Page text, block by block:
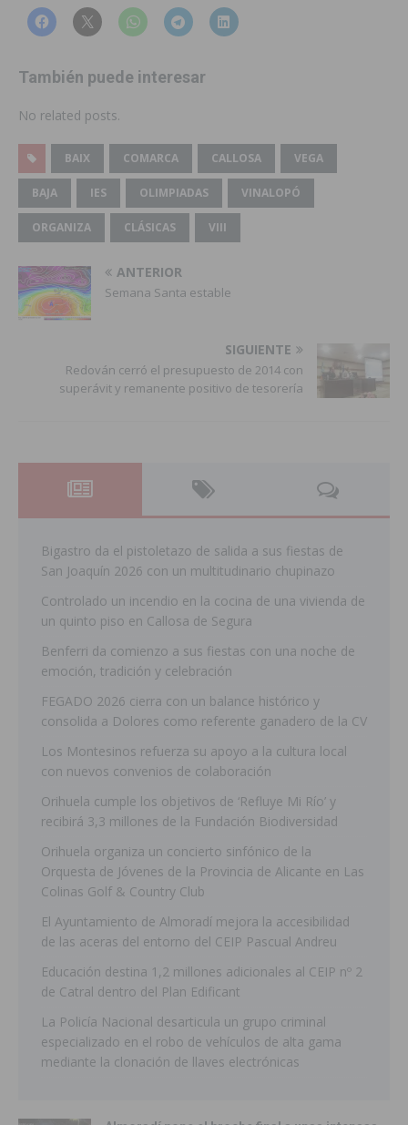
También puede interesar
No related posts.
BAIX COMARCA CALLOSA VEGA
BAJA IES OLIMPIADAS VINALOPÓ
ORGANIZA CLÁSICAS VIII
ANTERIOR
Semana Santa estable
SIGUIENTE
Redován cerró el presupuesto de 2014 con
superávit y remanente positivo de tesorería
Bigastro da el pistoletazo de salida a sus fiestas de
San Joaquín 2026 con un multitudinario chupinazo
Controlado un incendio en la cocina de una vivienda de
un quinto piso en Callosa de Segura
Benferri da comienzo a sus fiestas con una noche de
emoción, tradición y celebración
FEGADO 2026 cierra con un balance histórico y
consolida a Dolores como referente ganadero de la CV
Los Montesinos refuerza su apoyo a la cultura local
con nuevos convenios de colaboración
Orihuela cumple los objetivos de ‘Refluye Mi Río’ y
recibirá 3,3 millones de la Fundación Biodiversidad
Orihuela organiza un concierto sinfónico de la
Orquesta de Jóvenes de la Provincia de Alicante en Las
Colinas Golf & Country Club
El Ayuntamiento de Almoradí mejora la accesibilidad
de las aceras del entorno del CEIP Pascual Andreu
Educación destina 1,2 millones adicionales al CEIP nº 2
de Catral dentro del Plan Edificant
La Policía Nacional desarticula un grupo criminal
especializado en el robo de vehículos de alta gama
mediante la clonación de llaves electrónicas